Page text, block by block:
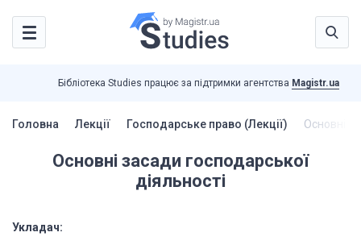
Бібліотека Studies працює за підтримки агентства Magistr.ua
Головна Лекції Господарське право (Лекції) Основні
Основні засади господарської
діяльності
Укладач: